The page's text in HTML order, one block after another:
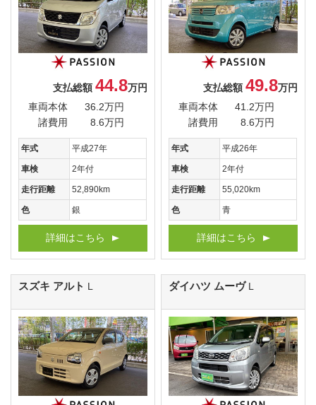
支払総額 44.8万円
車両本体
36.2万円
諸費用
8.6万円
年式 平成27年
車検 2年付
走行距離 52,890km
色 銀
詳細はこちら
支払総額 49.8万円
車両本体
41.2万円
諸費用
8.6万円
年式 平成26年
車検 2年付
走行距離 55,020km
色 青
詳細はこちら
スズキ アルト L ダイハツ ムーヴ L